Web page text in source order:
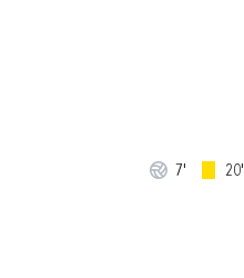
7' 20'